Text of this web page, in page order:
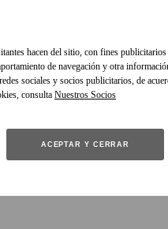
hacen del sitio, con fines
de navegación y otra
sociales y socios publicitarios, de
consulta
ACEPTAR Y CERRAR